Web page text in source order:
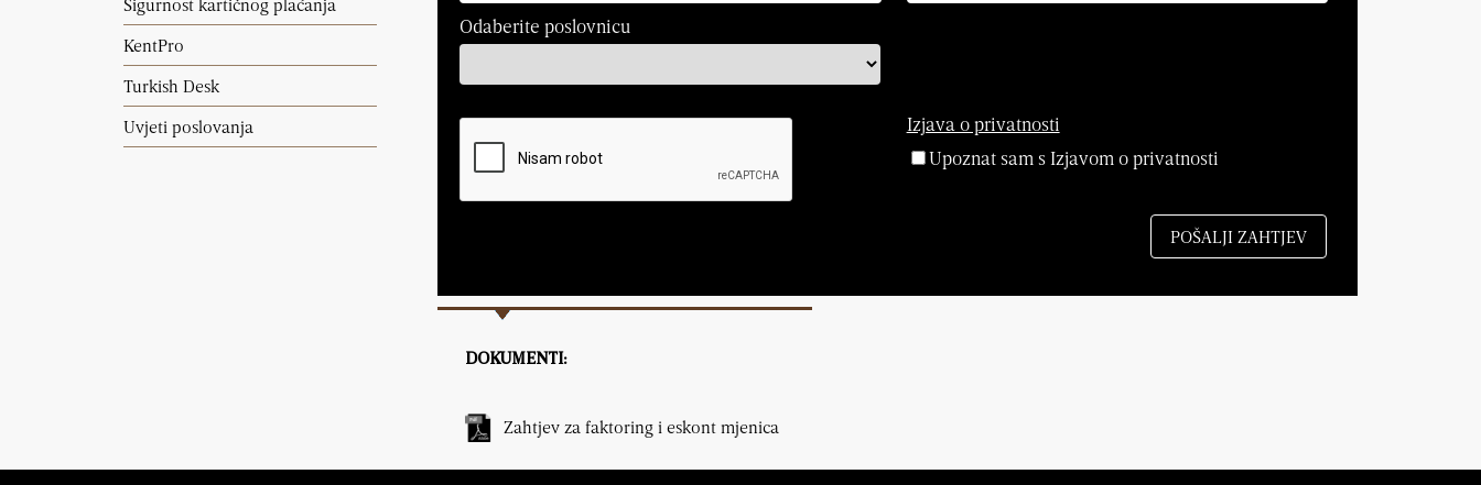
Sigurnost kartičnog plaćanja
KentPro
Turkish Desk
Uvjeti poslovanja
Odaberite poslovnicu
Izjava o privatnosti
Upoznat sam s Izjavom o privatnosti
DOKUMENTI:
Zahtjev za faktoring i eskont mjenica